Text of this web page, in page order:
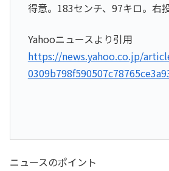
得意。183センチ、97キロ。右
Yahooニュースより引用
https://news.yahoo.co.jp/
ニュースのポイント